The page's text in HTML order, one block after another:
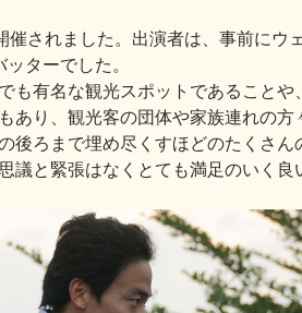
催されました。出演者は、事前にウ
ターでした。
も有名な観光スポットであることや
あり、観光客の団体や家族連れの
後ろまで埋め尽くすほどのたくさ
議と緊張はなくとても満足のいく良